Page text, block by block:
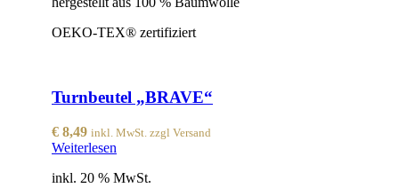
OEKO-TEX® zertifiziert
Turnbeutel „BRAVE“
€ 8,49 inkl. MwSt. zzgl Versand
Weiterlesen
inkl. 20 % MwSt.